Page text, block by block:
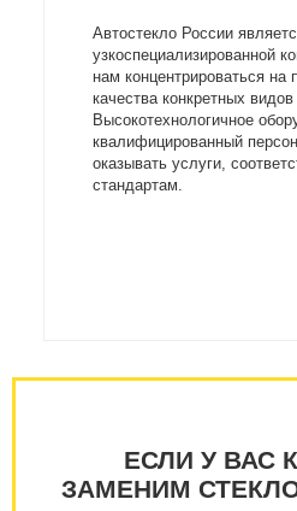
Автостекло России
узкоспециализированной
нам концентрироваться
качества конкретных видов
Высокотехнологичное
квалифицированный
оказывать услуги,
стандартам.
ЕСЛИ У ВАС
ЗАМЕНИМ